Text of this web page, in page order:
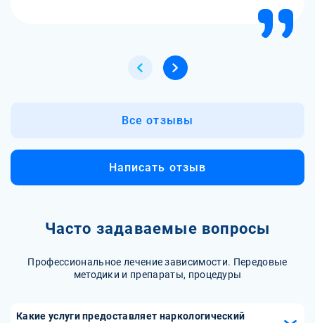
Все отзывы
Написать отзыв
Часто задаваемые вопросы
Профессиональное лечение зависимости. Передовые
методики и препараты, процедуры
Какие услуги предоставляет наркологический